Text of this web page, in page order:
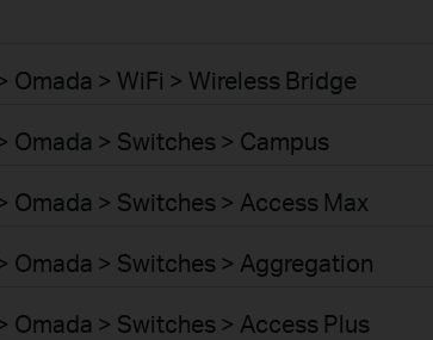
Omada > WiFi > Wireless Bridge
Omada > Switches > Campus
Omada > Switches > Access Max
Omada > Switches > Aggregation
Omada > Switches > Access Plus